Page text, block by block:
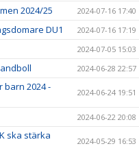
2024/25 2024-07-16 17:40
DU1 2024-07-16 17:19
2024-07-05 15:03
2024-06-28 22:57
barn 2024 -
2024-06-24 19:51
2024-06-22 20:08
ska stärka
2024-05-29 16:53